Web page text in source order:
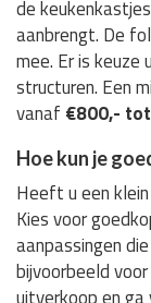
de
aanbrengt. De
mee. Er is keuze
structuren. Een
vanaf €800,-
Hoe kun je
Heeft u een
Kies voor
aanpassingen
bijvoorbeeld